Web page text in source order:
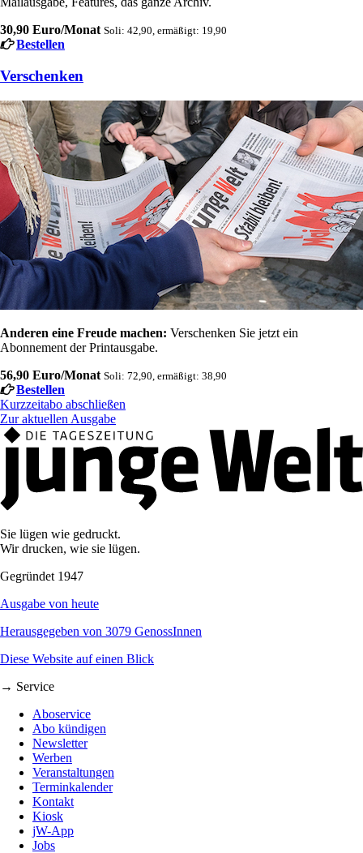
30,90 Euro/Monat Soli: 42,90, ermäßigt: 19,90
Bestellen
Verschenken
Anderen eine Freude machen: Verschenken Sie jetzt ein
Abonnement der Printausgabe.
56,90 Euro/Monat Soli: 72,90, ermäßigt: 38,90
Bestellen
Kurzzeitabo abschließen
Zur aktuellen Ausgabe
Sie lügen wie gedruckt.
Wir drucken, wie sie lügen.
Gegründet 1947
Ausgabe von heute
Herausgegeben von 3079 GenossInnen
Diese Website auf einen Blick
→ Service
Aboservice
Abo kündigen
Newsletter
Werben
Veranstaltungen
Terminkalender
Kontakt
Kiosk
jW-App
Jobs